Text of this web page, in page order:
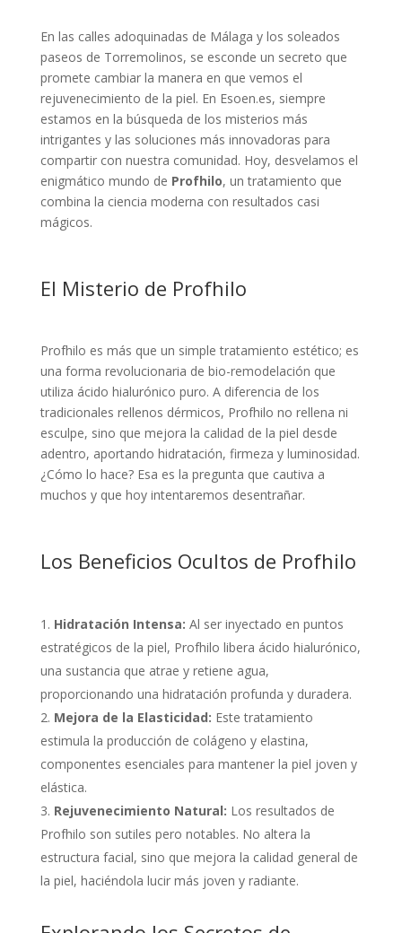
En las calles adoquinadas de Málaga y los soleados
paseos de Torremolinos, se esconde un secreto que
promete cambiar la manera en que vemos el
rejuvenecimiento de la piel. En Esoen.es, siempre
estamos en la búsqueda de los misterios más
intrigantes y las soluciones más innovadoras para
compartir con nuestra comunidad. Hoy, desvelamos el
enigmático mundo de Profhilo, un tratamiento que
combina la ciencia moderna con resultados casi
mágicos.
El Misterio de Profhilo
Profhilo es más que un simple tratamiento estético; es
una forma revolucionaria de bio-remodelación que
utiliza ácido hialurónico puro. A diferencia de los
tradicionales rellenos dérmicos, Profhilo no rellena ni
esculpe, sino que mejora la calidad de la piel desde
adentro, aportando hidratación, firmeza y luminosidad.
¿Cómo lo hace? Esa es la pregunta que cautiva a
muchos y que hoy intentaremos desentrañar.
Los Beneficios Ocultos de Profhilo
Hidratación Intensa: Al ser inyectado en puntos
estratégicos de la piel, Profhilo libera ácido hialurónico,
una sustancia que atrae y retiene agua,
proporcionando una hidratación profunda y duradera.
Mejora de la Elasticidad: Este tratamiento
estimula la producción de colágeno y elastina,
componentes esenciales para mantener la piel joven y
elástica.
Rejuvenecimiento Natural: Los resultados de
Profhilo son sutiles pero notables. No altera la
estructura facial, sino que mejora la calidad general de
la piel, haciéndola lucir más joven y radiante.